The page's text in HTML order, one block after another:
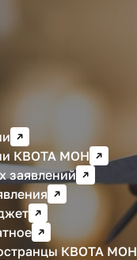
КВОТА МОН
заявлений
КВОТА МОН